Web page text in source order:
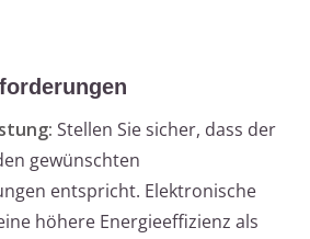
Stellen Sie sicher, dass der
gewünschten
entspricht. Elektronische
höhere Energieeffizienz als